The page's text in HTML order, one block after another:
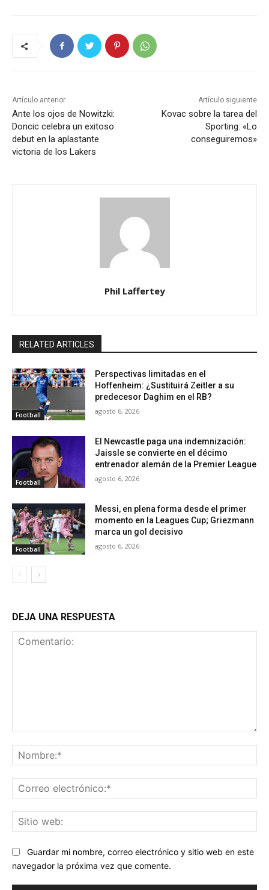
Artículo anterior
Ante los ojos de Nowitzki:
Doncic celebra un exitoso
debut en la aplastante
victoria de los Lakers
Artículo siguiente
Kovac sobre la tarea del
Sporting: «Lo
conseguiremos»
Phil Laffertey
RELATED ARTICLES
Football
Perspectivas limitadas en el
Hoffenheim: ¿Sustituirá Zeitler a su
predecesor Daghim en el RB?
agosto 6, 2026
Football
El Newcastle paga una indemnización:
Jaissle se convierte en el décimo
entrenador alemán de la Premier League
agosto 6, 2026
Football
Messi, en plena forma desde el primer
momento en la Leagues Cup; Griezmann
marca un gol decisivo
agosto 6, 2026
DEJA UNA RESPUESTA
Guardar mi nombre, correo electrónico y sitio web en este
navegador la próxima vez que comente.